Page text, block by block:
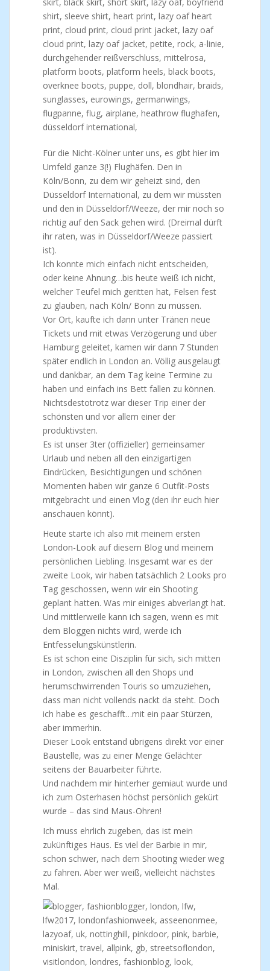
Für die Nicht-Kölner unter uns, es gibt hier im
Umfeld ganze 3(!) Flughäfen. Den in
Köln/Bonn, zu dem wir geheizt sind, den
Düsseldorf International, zu dem wir müssten
und den in Düsseldorf/Weeze, der mir noch so
richtig auf den Sack gehen wird. (Dreimal dürft
ihr raten, was in Düsseldorf/Weeze passiert
ist).
Ich konnte mich einfach nicht entscheiden,
oder keine Ahnung…bis heute weiß ich nicht,
welcher Teufel mich geritten hat, Felsen fest
zu glauben, nach Köln/ Bonn zu müssen.
Vor Ort, kaufte ich dann unter Tränen neue
Tickets und mit etwas Verzögerung und über
Hamburg geleitet, kamen wir dann 7 Stunden
später endlich in London an. Völlig ausgelaugt
und dankbar, an dem Tag keine Termine zu
haben und einfach ins Bett fallen zu können.
Nichtsdestotrotz war dieser Trip einer der
schönsten und vor allem einer der
produktivsten.
Es ist unser 3ter (offizieller) gemeinsamer
Urlaub und neben all den einzigartigen
Eindrücken, Besichtigungen und schönen
Momenten haben wir ganze 6 Outfit-Posts
mitgebracht und einen Vlog (den ihr euch hier
anschauen könnt).
Heute starte ich also mit meinem ersten
London-Look auf diesem Blog und meinem
persönlichen Liebling. Insgesamt war es der
zweite Look, wir haben tatsächlich 2 Looks pro
Tag geschossen, wenn wir ein Shooting
geplant hatten. Was mir einiges abverlangt hat.
Und mittlerweile kann ich sagen, wenn es mit
dem Bloggen nichts wird, werde ich
Entfesselungskünstlerin.
Es ist schon eine Disziplin für sich, sich mitten
in London, zwischen all den Shops und
herumschwirrenden Touris so umzuziehen,
dass man nicht vollends nackt da steht. Doch
ich habe es geschafft…mit ein paar Stürzen,
aber immerhin.
Dieser Look entstand übrigens direkt vor einer
Baustelle, was zu einer Menge Gelächter
seitens der Bauarbeiter führte.
Und nachdem mir hinterher gemiaut wurde und
ich zum Osterhasen höchst persönlich gekürt
wurde – das sind Maus-Ohren!
Ich muss ehrlich zugeben, das ist mein
zukünftiges Haus. Es viel der Barbie in mir,
schon schwer, nach dem Shooting wieder weg
zu fahren. Aber wer weiß, vielleicht nächstes
Mal.